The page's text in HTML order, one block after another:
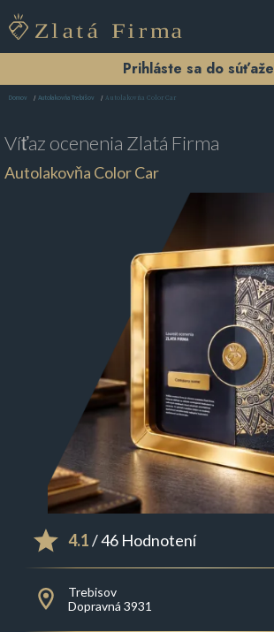
Prihláste sa do súťaže
Domov Autolakovňa Trebišov Autolakovňa Color Car
Víťaz ocenenia Zlatá Firma
Autolakovňa Color Car
4.1/ 46 Hodnotení
Trebisov
Dopravná 3931